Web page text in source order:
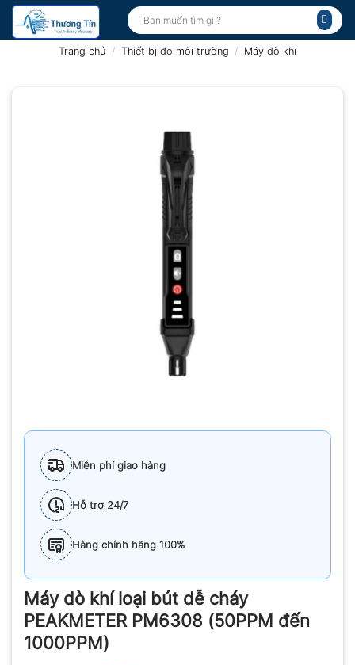
Bỏ
qua
Tìm
kiếm:
Trang chủ / Thiết bị đo môi trường / Máy dò khí
Miễn phí giao hàng
Hỗ trợ 24/7
Hàng chính hãng 100%
Máy dò khí loại bút dễ cháy
PEAKMETER PM6308 (50PPM đến
1000PPM)